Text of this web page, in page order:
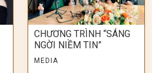
CHƯƠNG TRÌNH “SÁNG
NGỜI NIỀM TIN”
MEDIA